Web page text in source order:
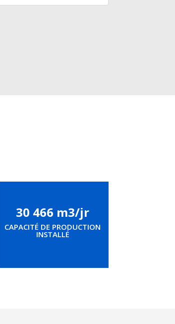
30 466 m3/jr
CAPACITÉ DE PRODUCTION
INSTALLÉ